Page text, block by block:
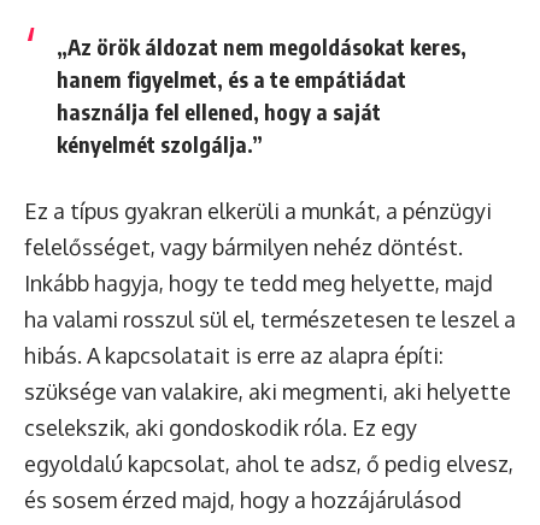
„Az örök áldozat nem megoldásokat keres,
hanem figyelmet, és a te empátiádat
használja fel ellened, hogy a saját
kényelmét szolgálja.”
Ez a típus gyakran elkerüli a munkát, a pénzügyi
felelősséget, vagy bármilyen nehéz döntést.
Inkább hagyja, hogy te tedd meg helyette, majd
ha valami rosszul sül el, természetesen te leszel a
hibás. A kapcsolatait is erre az alapra építi:
szüksége van valakire, aki megmenti, aki helyette
cselekszik, aki gondoskodik róla. Ez egy
egyoldalú kapcsolat, ahol te adsz, ő pedig elvesz,
és sosem érzed majd, hogy a hozzájárulásod